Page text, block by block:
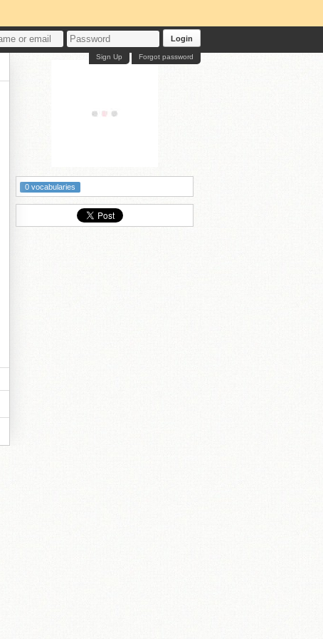
Login
Forgot password
Sign Up
0 vocabularies